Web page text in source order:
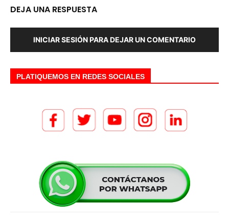
DEJA UNA RESPUESTA
INICIAR SESIÓN PARA DEJAR UN COMENTARIO
PLATIQUEMOS EN REDES SOCIALES